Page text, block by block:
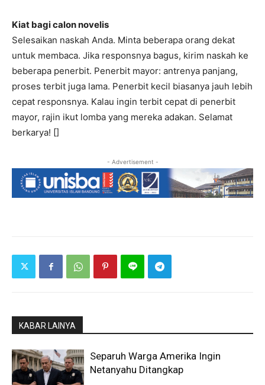
Kiat bagi calon novelis
Selesaikan naskah Anda. Minta beberapa orang dekat
untuk membaca. Jika responsnya bagus, kirim naskah ke
beberapa penerbit. Penerbit mayor: antrenya panjang,
proses terbit juga lama. Penerbit kecil biasanya jauh lebih
cepat responsnya. Kalau ingin terbit cepat di penerbit
mayor, rajin ikut lomba yang mereka adakan. Selamat
berkarya! []
- Advertisement -
KABAR LAINYA
Separuh Warga Amerika Ingin
Netanyahu Ditangkap